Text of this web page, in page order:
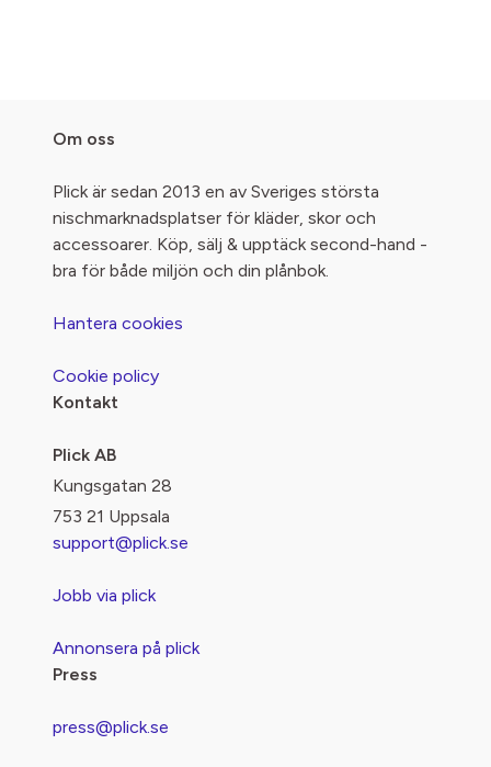
Om oss
Plick är sedan 2013 en av Sveriges största
nischmarknadsplatser för kläder, skor och
accessoarer. Köp, sälj & upptäck second-hand -
bra för både miljön och din plånbok.
Hantera cookies
Cookie policy
Kontakt
Plick AB
Kungsgatan 28
753 21 Uppsala
support@plick.se
Jobb via plick
Annonsera på plick
Press
press@plick.se